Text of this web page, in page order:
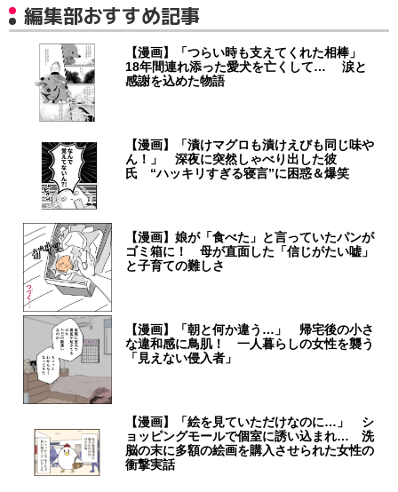
編集部おすすめ記事
【漫画】「つらい時も支えてくれた相棒」
18年間連れ添った愛犬を亡くして… 涙と
感謝を込めた物語
【漫画】「漬けマグロも漬けえびも同じ味や
ん！」 深夜に突然しゃべり出した彼
氏 “ハッキリすぎる寝言”に困惑＆爆笑
【漫画】娘が「食べた」と言っていたパンが
ゴミ箱に！ 母が直面した「信じがたい嘘」
と子育ての難しさ
【漫画】「朝と何か違う…」 帰宅後の小さ
な違和感に鳥肌！ 一人暮らしの女性を襲う
「見えない侵入者」
【漫画】「絵を見ていただけなのに…」 シ
ョッピングモールで個室に誘い込まれ… 洗
脳の末に多額の絵画を購入させられた女性の
衝撃実話